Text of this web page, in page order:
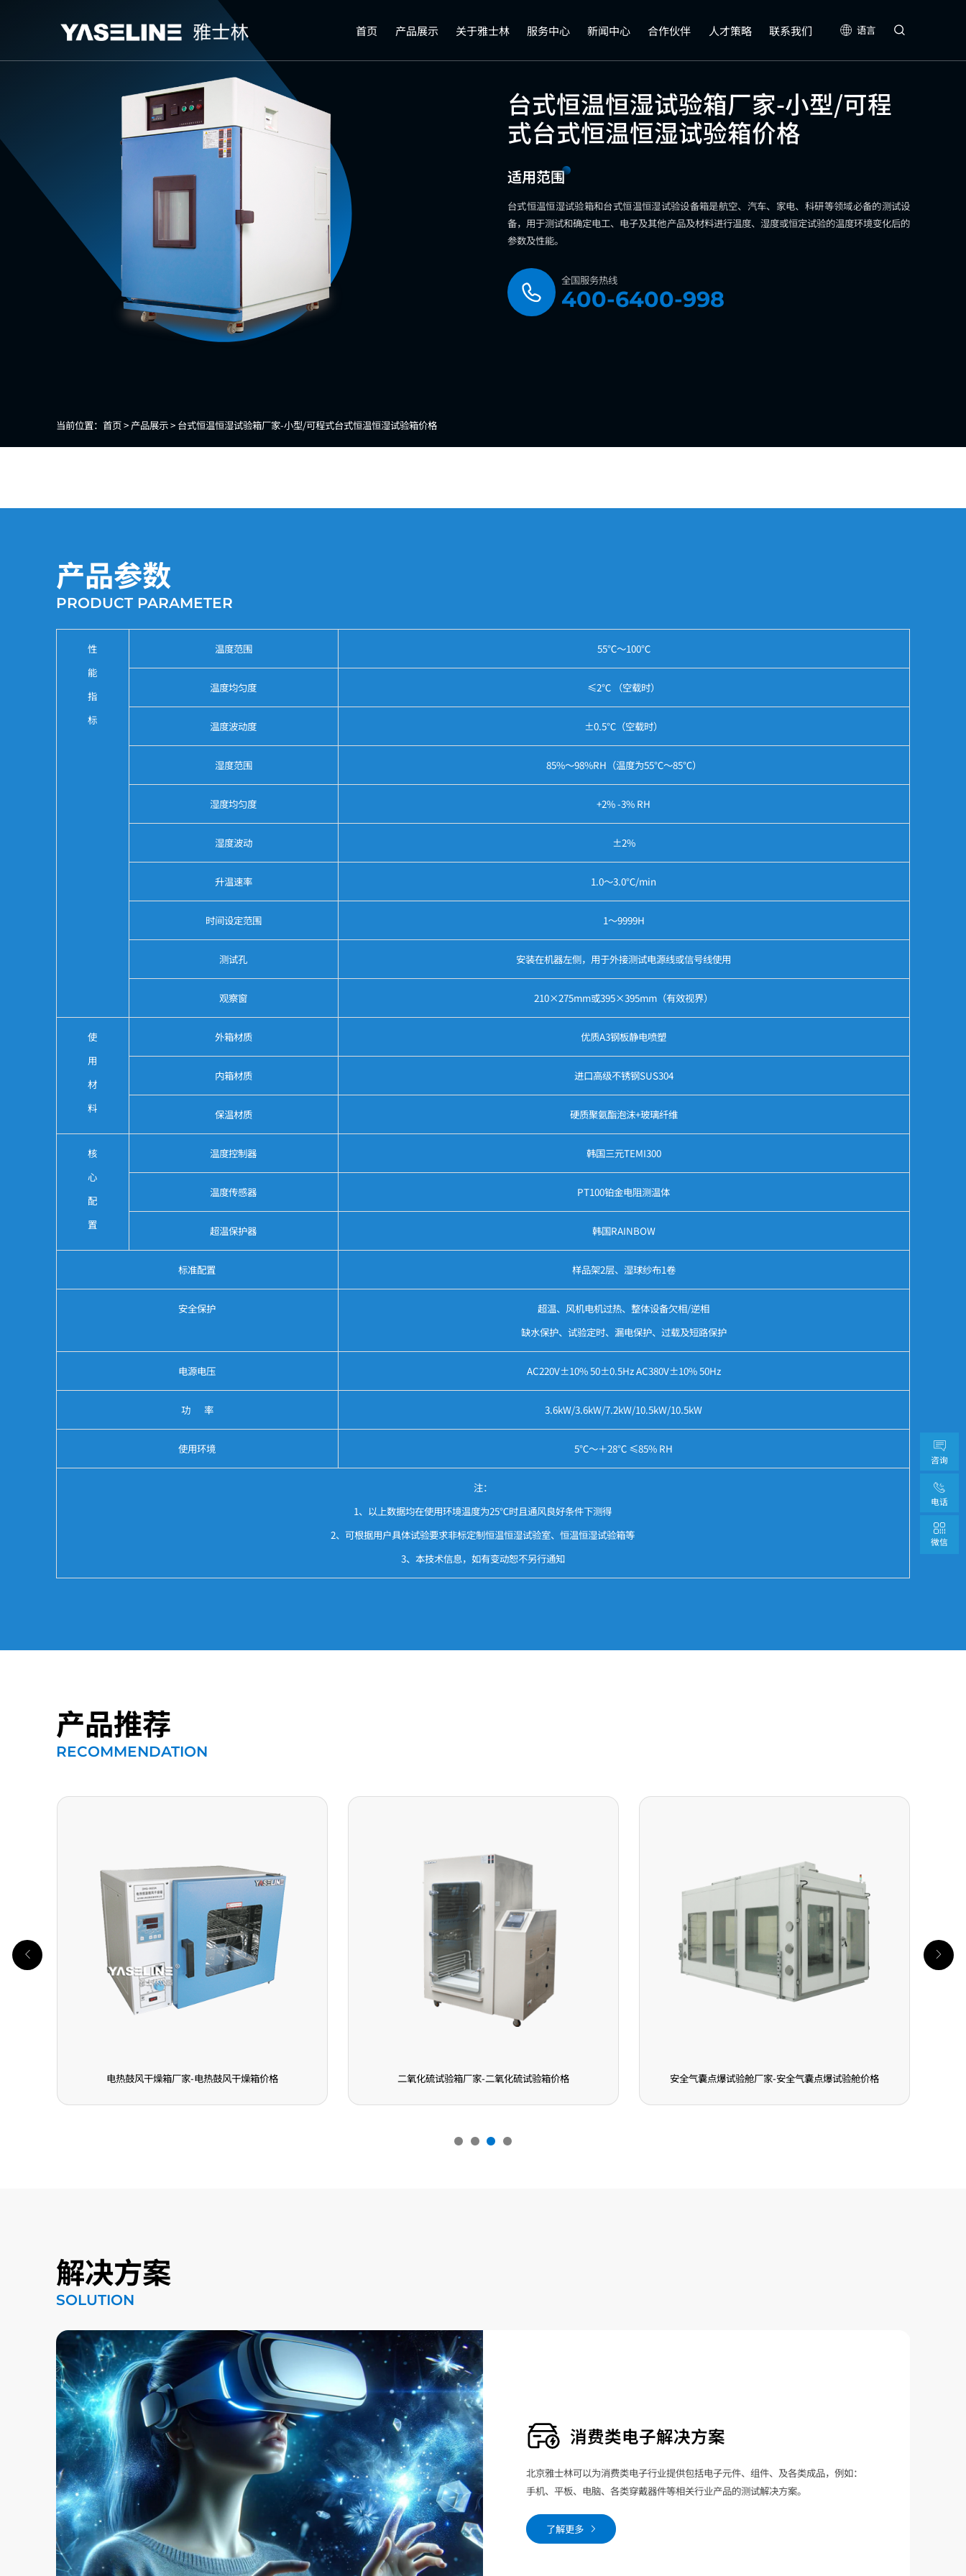
首页 产品展示 关于雅士林 服务中心 新闻中心 合作伙伴 人才策略 联系我们 语言
台式恒温恒湿试验箱厂家-小型/可程
式台式恒温恒湿试验箱价格
适用范围
台式恒温恒湿试验箱和台式恒温恒湿试验设备箱是航空、汽车、家电、科研等领域必备的测试设
备，用于测试和确定电工、电子及其他产品及材料进行温度、湿度或恒定试验的温度环境变化后的
参数及性能。
全国服务热线
400-6400-998
当前位置： 首页 > 产品展示 > 台式恒温恒湿试验箱厂家-小型/可程式台式恒温恒湿试验箱价格
产品参数
PRODUCT PARAMETER
性
能
指
标
温度范围 55℃～100℃
温度均匀度 ≤2℃ （空载时）
温度波动度 ±0.5℃（空载时）
湿度范围 85%～98%RH（温度为55℃～85℃）
湿度均匀度 +2% -3% RH
湿度波动 ±2%
升温速率 1.0～3.0℃/min
时间设定范围 1～9999H
测试孔 安装在机器左侧，用于外接测试电源线或信号线使用
观察窗 210×275mm或395×395mm（有效视界）
使
用
材
料
外箱材质 优质A3钢板静电喷塑
内箱材质 进口高级不锈钢SUS304
保温材质 硬质聚氨酯泡沫+玻璃纤维
核
心
配
置
温度控制器 韩国三元TEMI300
温度传感器 PT100铂金电阻测温体
超温保护器 韩国RAINBOW
标准配置 样品架2层、湿球纱布1卷
安全保护
超温、风机电机过热、整体设备欠相/逆相
缺水保护、试验定时、漏电保护、过载及短路保护
电源电压 AC220V±10% 50±0.5Hz AC380V±10% 50Hz
功 率 3.6kW/3.6kW/7.2kW/10.5kW/10.5kW
使用环境 5℃～＋28℃ ≤85% RH
注：
1、以上数据均在使用环境温度为25℃时且通风良好条件下测得
2、可根据用户具体试验要求非标定制恒温恒湿试验室、恒温恒湿试验箱等
3、本技术信息，如有变动恕不另行通知
产品推荐
RECOMMENDATION
电热鼓风干燥箱厂家-电热鼓风干燥箱价格 二氧化硫试验箱厂家-二氧化硫试验箱价格 安全气囊点爆试验舱厂家-安全气囊点爆试验舱价格
解决方案
SOLUTION
消费类电子解决方案
北京雅士林可以为消费类电子行业提供包括电子元件、组件、及各类成品，例如：
手机、平板、电脑、各类穿戴器件等相关行业产品的测试解决方案。
了解更多
咨询
电话
微信